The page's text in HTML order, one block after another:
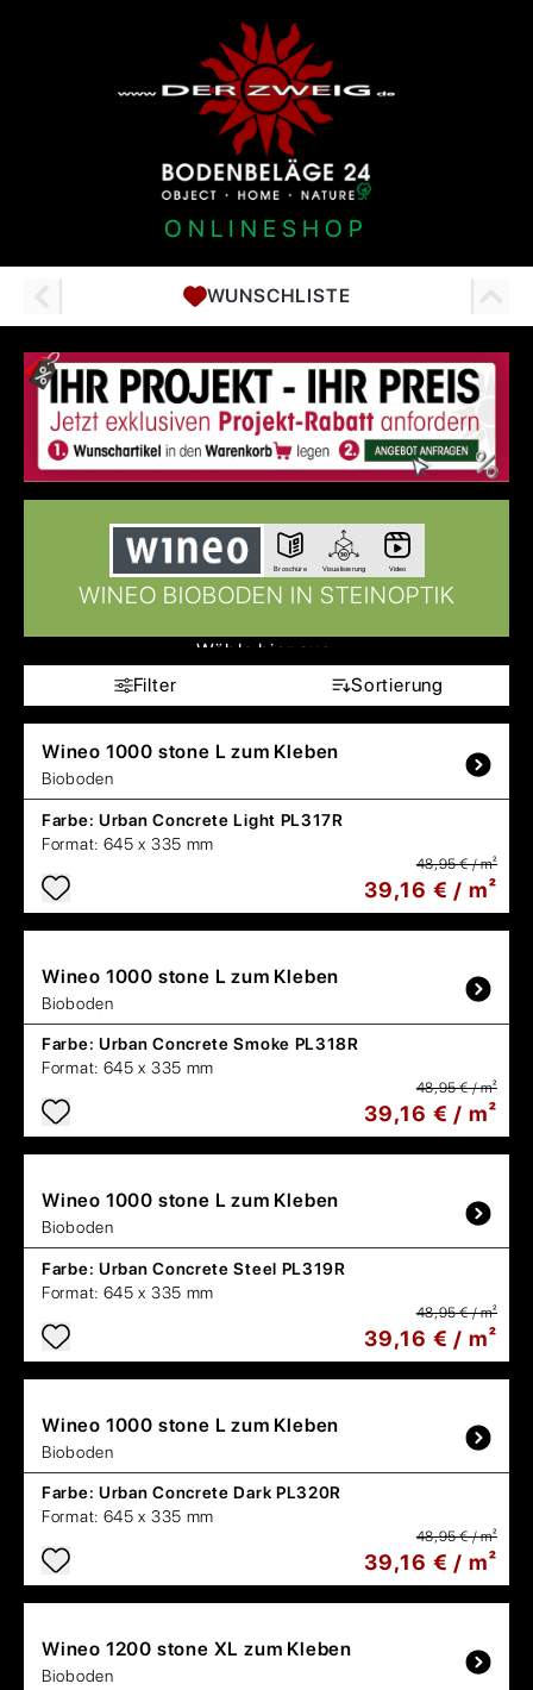
ONLINESHOP
WUNSCHLISTE
Broschüre Visualisierung Video
WINEO BIOBODEN IN STEINOPTIK
Wähle hier aus:
Filter
Sortierung
Wineo 1000 stone L zum Kleben
Bioboden
Farbe: Urban Concrete Light PL317R
Format: 645 x 335 mm
48,95 € / m²
39,16 € / m²
Wineo 1000 stone L zum Kleben
Bioboden
Farbe: Urban Concrete Smoke PL318R
Format: 645 x 335 mm
48,95 € / m²
39,16 € / m²
Wineo 1000 stone L zum Kleben
Bioboden
Farbe: Urban Concrete Steel PL319R
Format: 645 x 335 mm
48,95 € / m²
39,16 € / m²
Wineo 1000 stone L zum Kleben
Bioboden
Farbe: Urban Concrete Dark PL320R
Format: 645 x 335 mm
48,95 € / m²
39,16 € / m²
Wineo 1200 stone XL zum Kleben
Bioboden